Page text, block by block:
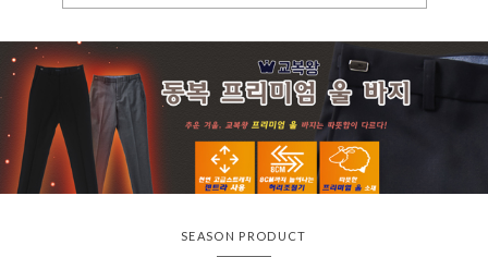
SEASON PRODUCT